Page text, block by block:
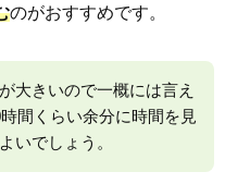
のがおすすめです。
大きいので一概には言え
間くらい余分に時間を見
いでしょう。